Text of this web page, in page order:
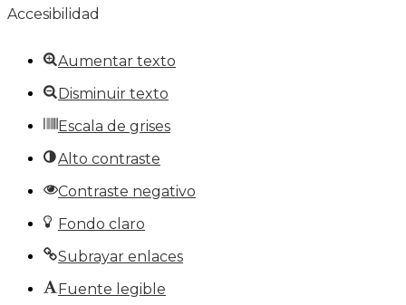
Accesibilidad
Aumentar texto
Disminuir texto
Escala de grises
Alto contraste
Contraste negativo
Fondo claro
Subrayar enlaces
Fuente legible